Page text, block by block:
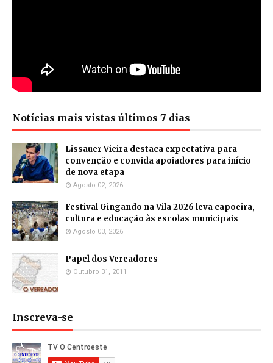
Notícias mais vistas últimos 7 dias
Lissauer Vieira destaca expectativa para
convenção e convida apoiadores para início
de nova etapa
Agosto 02, 2026
Festival Gingando na Vila 2026 leva capoeira,
cultura e educação às escolas municipais
Agosto 03, 2026
Papel dos Vereadores
Outubro 31, 2011
Inscreva-se